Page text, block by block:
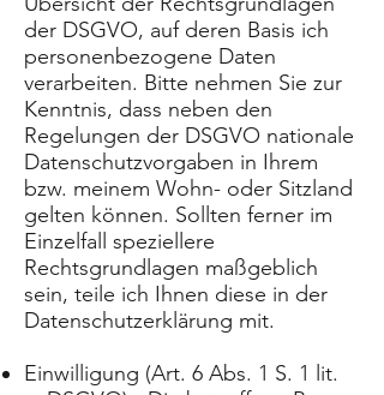
der DSGVO, auf deren Basis ich
personenbezogene Daten
verarbeiten. Bitte nehmen Sie zur
Kenntnis, dass neben den
Regelungen der DSGVO nationale
Datenschutzvorgaben in Ihrem
bzw. meinem Wohn- oder Sitzland
gelten können. Sollten ferner im
Einzelfall speziellere
Rechtsgrundlagen maßgeblich
sein, teile ich Ihnen diese in der
Datenschutzerklärung mit.
Einwilligung (Art. 6 Abs. 1 S. 1 lit.